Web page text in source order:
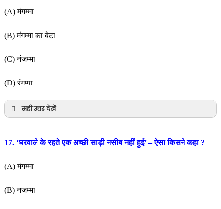
(A) मंगम्मा
(B) मंगम्मा का बेटा
(C) नंजम्मा
(D) रंगप्पा
सही उत्तर देखें
17. ‘घरवाले के रहते एक अच्छी साड़ी नसीब नहीं हुई’ – ऐसा किसने कहा ?
(A) मंगम्मा
(B) नजम्मा